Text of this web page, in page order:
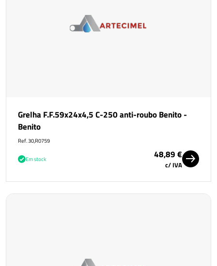
Grelha F.F.59x24x4,5 C-250 anti-roubo Benito -
Benito
Ref. 30,R0759
Em stock 48,89 €
c/ IVA